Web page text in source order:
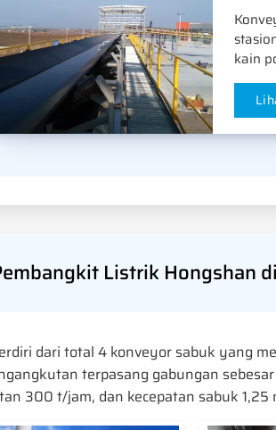
kain
Listrik Hongshan
dari total 4 konveyor sabuk yang
terpasang gabungan
300 t/jam, dan kecepatan sabuk 1,25